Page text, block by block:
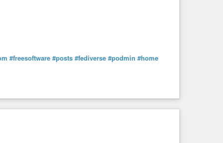
#freesoftware #posts #fediverse #podmin #home